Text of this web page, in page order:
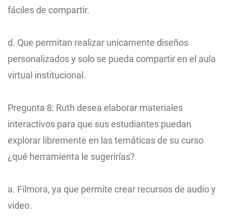
fáciles de compartir.
d. Que permitan realizar unicamente diseños
personalizados y solo se pueda compartir en el aula
virtual institucional.
Pregunta 8: Ruth desea elaborar materiales
interactivos para que sus estudiantes puedan
explorar libremente en las temáticas de su curso
¿qué herramienta le sugerirías?
a. Filmora, ya que permite crear recursos de audio y
video.